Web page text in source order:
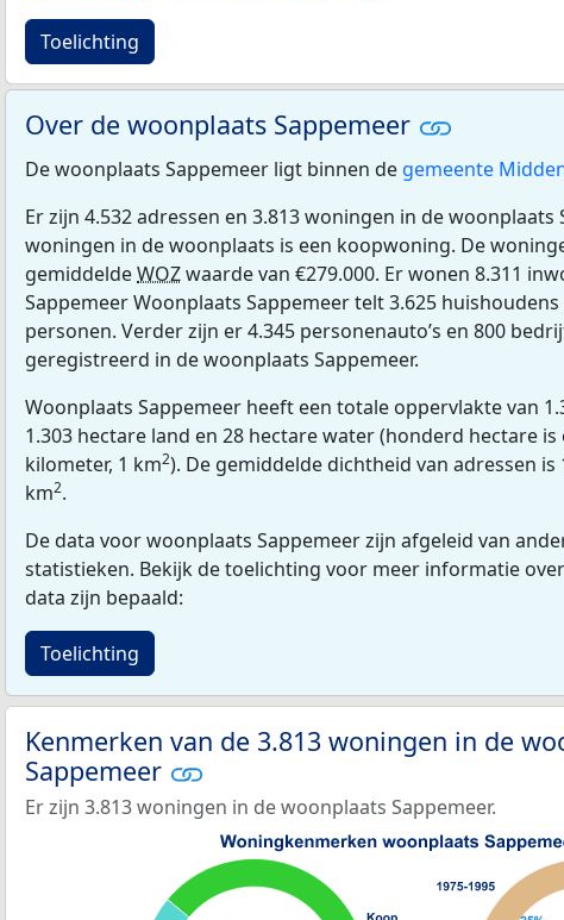
Toelichting
Over de woonplaats Sappemeer
De woonplaats Sappemeer ligt binnen de gemeente
Er zijn 4.532 adressen en 3.813 woningen in de woonplaats
woningen in de woonplaats is een koopwoning. De
gemiddeldeWOZwaarde van €279.000. Er wonen 8.311
Sappemeer Woonplaats Sappemeer telt 3.625 huishoudens
personen. Verder zijn er 4.345 personenauto’s en 800
geregistreerd in de woonplaats Sappemeer.
Woonplaats Sappemeer heeft een totale oppervlakte van
1.303 hectare land en 28 hectare water (honderd hectare
kilometer, 1 km2). De gemiddelde dichtheid van adressen is
km2.
De data voor woonplaats Sappemeer zijn afgeleid van
statistieken. Bekijk de toelichting voor meer informatie
data zijn bepaald:
Toelichting
Kenmerken van de 3.813 woningen in de
Sappemeer
Er zijn 3.813 woningen in de woonplaats Sappemeer.